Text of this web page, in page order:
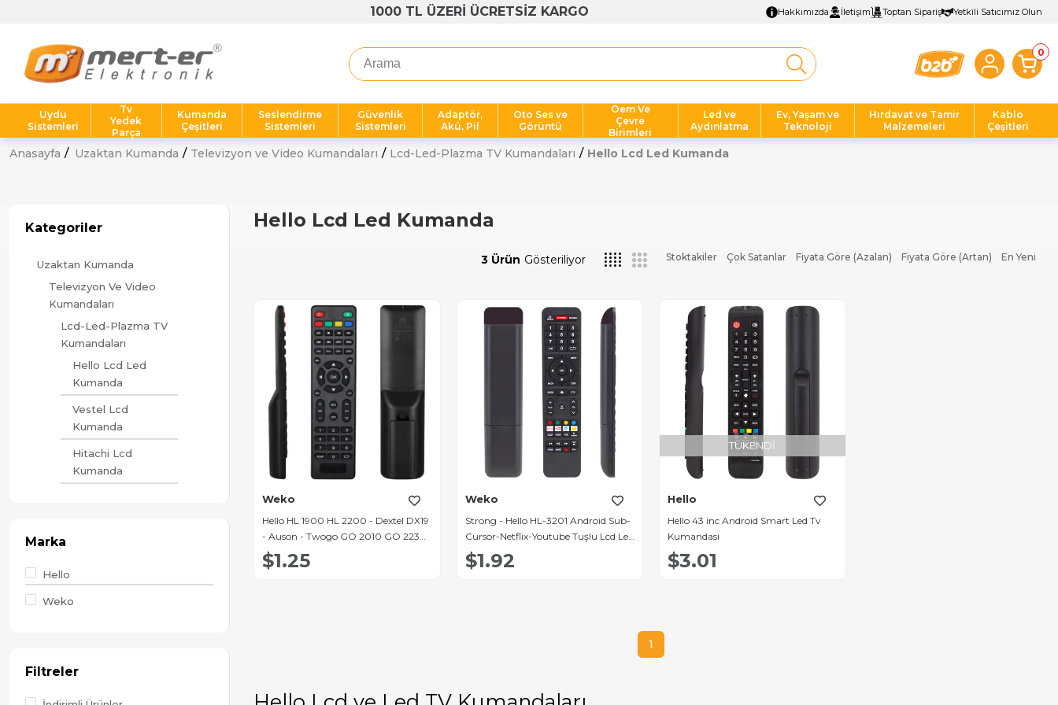
TOPLU ALIMLARA AVANTAJLI FİYATLAR Hakkımızda İletişim Toptan Sipariş Yetkili Satıcımız Olun
0
Uydu
Sistemleri
Tv
Yedek
Parça
Kumanda
Çeşitleri
Seslendirme
Sistemleri
Güvenlik
Sistemleri
Adaptör,
Akü, Pil
Oto Ses ve
Görüntü
Oem Ve
Çevre
Birimleri
Led ve
Aydınlatma
Ev, Yaşam ve
Teknoloji
Hırdavat ve Tamir
Malzemeleri
Kablo
Çeşitleri
Anasayfa Uzaktan Kumanda Televizyon ve Video Kumandaları Lcd-Led-Plazma TV Kumandaları Hello Lcd Led Kumanda
Kategoriler
Uzaktan Kumanda
Televizyon Ve Video
Kumandaları
Lcd-Led-Plazma TV
Kumandaları
Hello Lcd Led
Kumanda
Vestel Lcd
Kumanda
Hitachi Lcd
Kumanda
Diğer Lcd
Kumanda
LG LCD Tv
Marka
Hello
Weko
Filtreler
Hello Lcd Led Kumanda
En Yeni
Fiyata Göre (Artan)
Fiyata Göre (Azalan)
Çok Satanlar
Stoktakiler
3 Ürün
Weko
Hello HL 1900 HL 2200 - Dextel DX19
- Auson - Twogo GO 2010 GO 2230
GO 2430 Led Tv Kumandası
$1.25
Weko
Strong - Hello HL-3201 Android Sub-
Cursor-Netflix-Youtube Tuşlu Lcd Led
Tv Kumandası
$1.92
TÜKENDI
Hello
Hello 43 inc Android Smart Led Tv
Kumandası
$3.01
1